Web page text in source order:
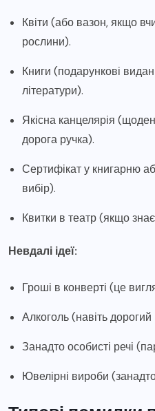
Квіти (або вазон, якщо
рослини).
Книги (подарункові
літератури).
Якісна канцелярія
дорога ручка).
Сертифікат у книгарню
вибір).
Квитки в театр (якщо
Невдалі ідеї:
Гроші в конверті (це
Алкоголь (навіть
Занадто особисті речі
Ювелірні вироби